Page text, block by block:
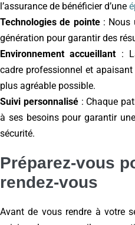
l’assurance de bénéficier d’une
Technologies de pointe: Nous
génération pour garantir des
Environnement accueillant :
cadre professionnel et
plus agréable possible.
Suivi personnalisé: Chaque
à ses besoins pour garantir
sécurité.
Préparez-vous
rendez-vous
Avant de vous rendre à votre